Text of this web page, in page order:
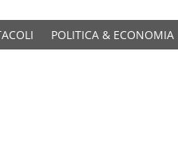
POLITICA & ECONOMIA